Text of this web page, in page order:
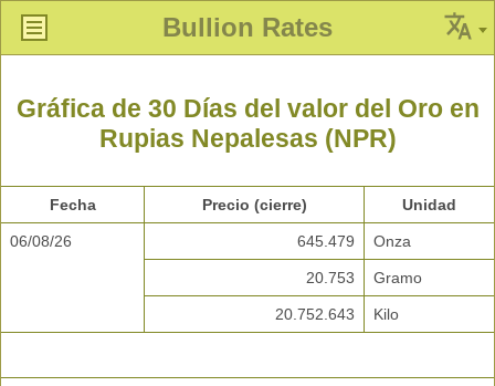
Bullion Rates
Gráfica de 30 Días del valor del Oro en
Rupias Nepalesas (NPR)
Fecha Precio (cierre) Unidad
06/08/26 645.479 Onza
20.753 Gramo
20.752.643 Kilo